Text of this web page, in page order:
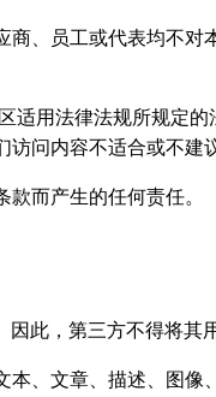
商、员工或代表均不
适用法律法规所规定
问内容不适合或不建
而产生的任何责任。
因此，第三方不得将
本、文章、描述、图